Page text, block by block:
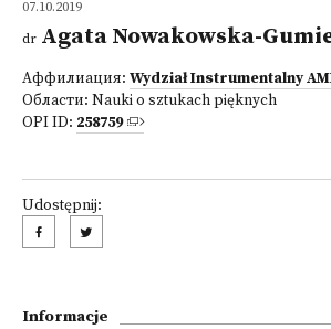
07.10.2019
dr Agata Nowakowska-
Аффилиация: Wydział Instrumentalny
Области: Nauki o sztukach pięknych
OPI ID: 258759
Udostępnij:
Informacje